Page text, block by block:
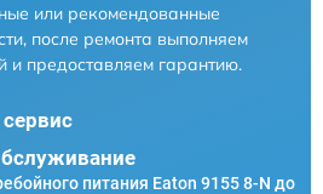
или рекомендованные
после ремонта выполняем
и предоставляем гарантию.
питания Eaton 9155 8-N до